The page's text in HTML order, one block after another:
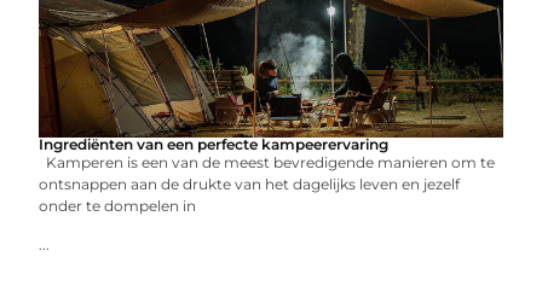
Ingrediënten van een perfecte kampeerervaring
Kamperen is een van de meest bevredigende manieren om te
ontsnappen aan de drukte van het dagelijks leven en jezelf
onder te dompelen in
...